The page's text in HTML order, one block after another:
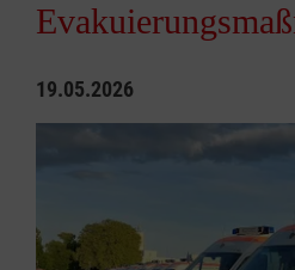
19.05.2026